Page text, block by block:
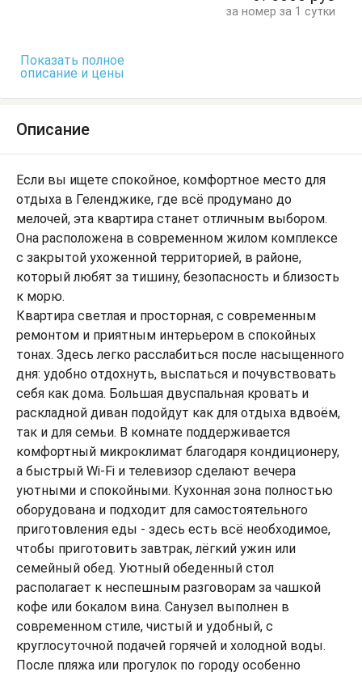
Посуда
Стол
за номер за 1 сутки
Показать полное
описание и цены
Описание
Если вы ищете спокойное, комфортное место для
отдыха в Геленджике, где всё продумано до
мелочей, эта квартира станет отличным выбором.
Она расположена в современном жилом комплексе
с закрытой ухоженной территорией, в районе,
который любят за тишину, безопасность и близость
к морю.
Квартира светлая и просторная, с современным
ремонтом и приятным интерьером в спокойных
тонах. Здесь легко расслабиться после насыщенного
дня: удобно отдохнуть, выспаться и почувствовать
себя как дома. Большая двуспальная кровать и
раскладной диван подойдут как для отдыха вдвоём,
так и для семьи. В комнате поддерживается
комфортный микроклимат благодаря кондиционеру,
а быстрый Wi-Fi и телевизор сделают вечера
уютными и спокойными. Кухонная зона полностью
оборудована и подходит для самостоятельного
приготовления еды - здесь есть всё необходимое,
чтобы приготовить завтрак, лёгкий ужин или
семейный обед. Уютный обеденный стол
располагает к неспешным разговорам за чашкой
кофе или бокалом вина. Санузел выполнен в
современном стиле, чистый и удобный, с
круглосуточной подачей горячей и холодной воды.
После пляжа или прогулок по городу особенно